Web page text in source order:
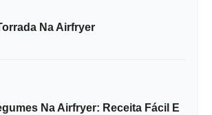
Na Airfryer
Na Airfryer: Receita Fácil E